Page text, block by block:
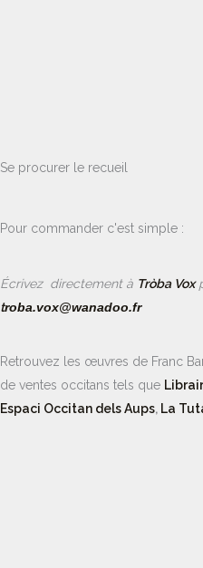
Se procurer le recueil
Pour commander c'est simple :
Écrivez directement à Tròba Vox
troba.vox@wanadoo.fr
Retrouvez les œuvres de Franc
de ventes occitans tels que
Espaci Occitan dels Aups, La